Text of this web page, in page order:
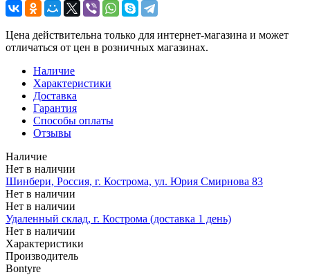
Цена действительна только для интернет-магазина и может
отличаться от цен в розничных магазинах.
Наличие
Характеристики
Доставка
Гарантия
Способы оплаты
Отзывы
Наличие
Нет в наличии
Шинбери, Россия, г. Кострома, ул. Юрия Смирнова 83
Нет в наличии
Нет в наличии
Удаленный склад, г. Кострома (доставка 1 день)
Нет в наличии
Характеристики
Производитель
Bontyre